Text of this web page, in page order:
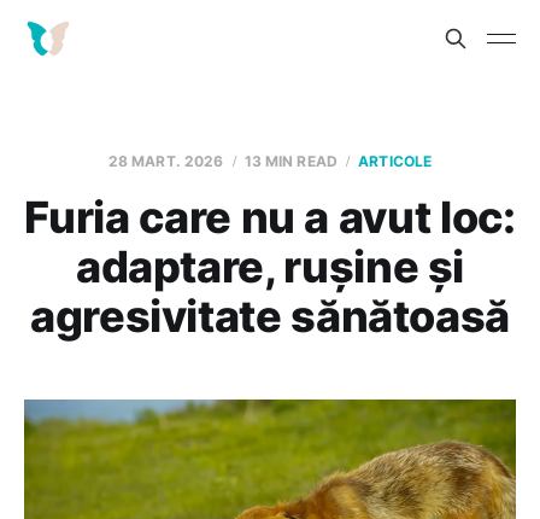
28 MART. 2026 13 MIN READ ARTICOLE
Furia care nu a avut loc:
adaptare, rușine și
agresivitate sănătoasă